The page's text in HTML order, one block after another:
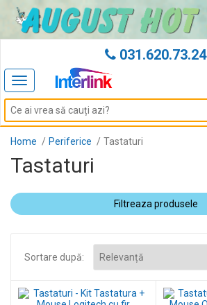
031.620.73.24
Toggle
navigation
Home Periferice Tastaturi
Tastaturi
Filtreaza produsele
Sortare după: